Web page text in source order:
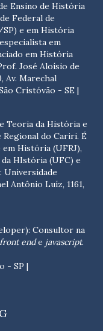
Ensino de História
Federal de
e em História
em
em História
José Aloísio de
Av. Marechal
Cristóvão - SE |
Teoria da História e
do Cariri. É
História (UFRJ),
HIstória (UFC) e
Universidade
Antônio Luíz, 1161,
Consultor na
front ende javascript.
- SP |